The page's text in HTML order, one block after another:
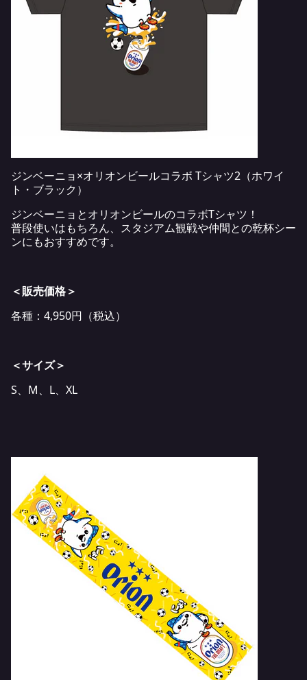
ジンベーニョ×オリオンビールコラボ Tシャツ2（ホワイ
ト・ブラック）
ジンベーニョとオリオンビールのコラボTシャツ！
普段使いはもちろん、スタジアム観戦や仲間との乾杯シー
ンにもおすすめです。
＜販売価格＞
各種：4,950円（税込）
＜サイズ＞
S、M、L、XL